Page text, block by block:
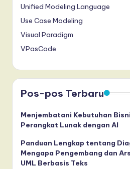
Unified Modeling Language
Use Case Modeling
Visual Paradigm
VPasCode
Pos-pos Terbaru
Menjembatani Kebutuhan
Perangkat Lunak dengan AI
Panduan Lengkap tentang
Mengapa Pengembang dan
UML Berbasis Teks